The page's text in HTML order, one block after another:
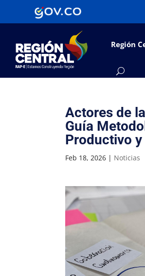
Región
Actores de
Guía
Productivo
Feb 18, 2026 | Noticias